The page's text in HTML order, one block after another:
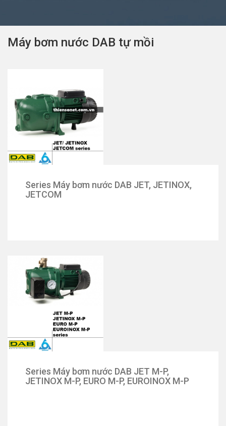
Máy bơm nước DAB tự mồi
Series Máy bơm nước DAB JET, JETINOX,
JETCOM
Series Máy bơm nước DAB JET M-P,
JETINOX M-P, EURO M-P, EUROINOX M-P